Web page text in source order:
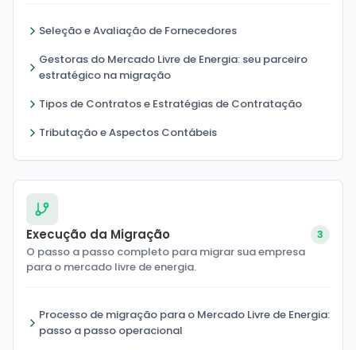
Seleção e Avaliação de Fornecedores
Gestoras do Mercado Livre de Energia: seu parceiro
estratégico na migração
Tipos de Contratos e Estratégias de Contratação
Tributação e Aspectos Contábeis
Execução da Migração 3
O passo a passo completo para migrar sua empresa
para o mercado livre de energia.
Processo de migração para o Mercado Livre de Energia:
passo a passo operacional